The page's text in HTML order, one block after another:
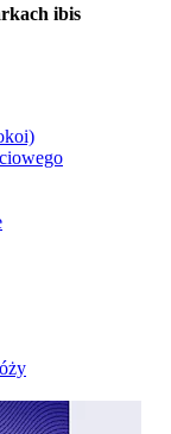
ibis